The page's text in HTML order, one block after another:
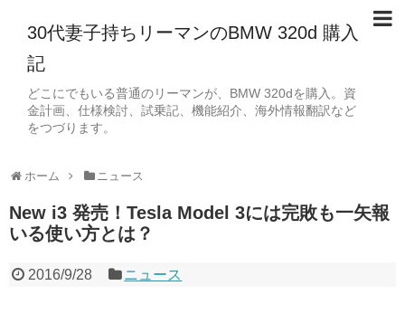
30代妻子持ちリーマンのBMW 320d 購入
記
どこにでもいる普通のリーマンが、BMW 320dを購入。資
金計画、仕様検討、試乗記、機能紹介、海外情報翻訳など
をつづります。
ホーム ニュース
New i3 発売！Tesla Model 3には完敗も一矢報
いる使い方とは？
2016/9/28 ニュース